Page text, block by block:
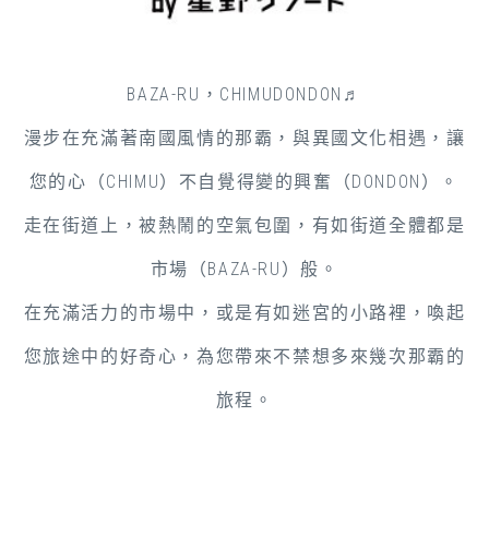
BAZA-RU，CHIMUDONDON ♬
漫步在充滿著南國風情的那霸，與異國文化相遇，讓
您的心（CHIMU）不自覺得變的興奮（DONDON）。
走在街道上，被熱鬧的空氣包圍，有如街道全體都是
市場（BAZA-RU）般。
在充滿活力的市場中，或是有如迷宮的小路裡，喚起
您旅途中的好奇心，為您帶來不禁想多來幾次那霸的
旅程。